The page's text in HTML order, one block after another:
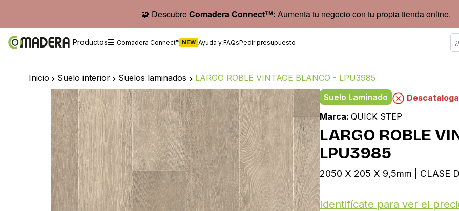
🧩 DescubreComadera Connect™: Aumenta tu negocio con tu propia tienda online.
Productos Comadera Connect™ NEW Ayuda y FAQsPedir presupuesto
Inicio > Suelo interior > Suelos laminados > LARGO ROBLE VINTAGE BLANCO - LPU3985
Suelo Laminado
Marca: QUICK STEP
LARGO ROBLE
LPU3985
2050 X 205 X 9,5mm | CLASE
Identifícate para ver el